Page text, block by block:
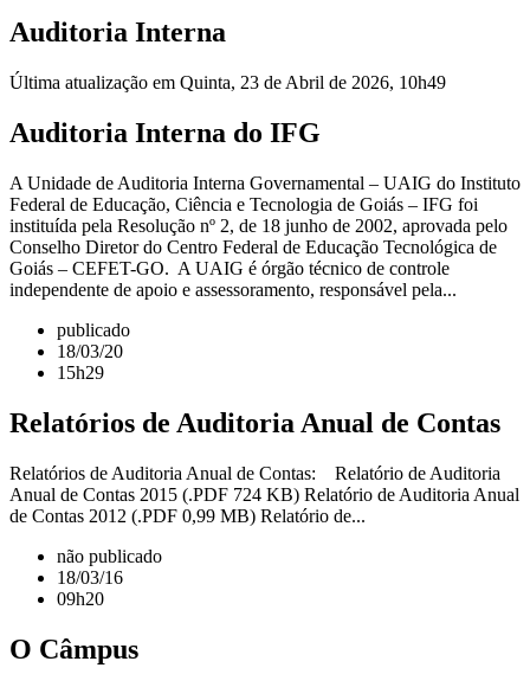
Auditoria Interna
Última atualização em Quinta, 23 de Abril de 2026, 10h49
Auditoria Interna do IFG
A Unidade de Auditoria Interna Governamental – UAIG do Instituto
Federal de Educação, Ciência e Tecnologia de Goiás – IFG foi
instituída pela Resolução nº 2, de 18 junho de 2002, aprovada pelo
Conselho Diretor do Centro Federal de Educação Tecnológica de
Goiás – CEFET-GO. A UAIG é órgão técnico de controle
independente de apoio e assessoramento, responsável pela...
publicado
18/03/20
15h29
Relatórios de Auditoria Anual de Contas
Relatórios de Auditoria Anual de Contas: Relatório de Auditoria
Anual de Contas 2015 (.PDF 724 KB) Relatório de Auditoria Anual
de Contas 2012 (.PDF 0,99 MB) Relatório de...
não publicado
18/03/16
09h20
O Câmpus